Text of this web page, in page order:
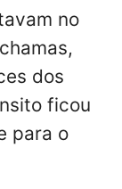
no
dos
ficou
para o